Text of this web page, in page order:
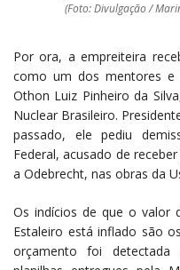
(Foto: Divulgação /
Por ora, a empreiteira
como um dos mentores e
Othon Luiz Pinheiro da
Nuclear Brasileiro.
passado, ele pediu
Federal, acusado de
a Odebrecht, nas obras da
Os indícios de que o valor
Estaleiro está inflado são
orçamento foi